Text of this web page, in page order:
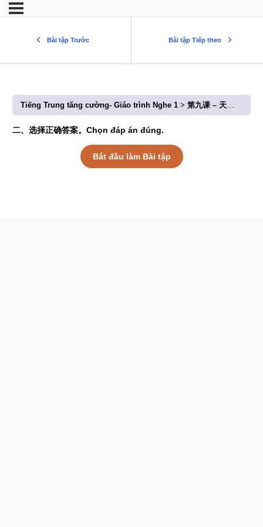
Bài tập Trước Bài tập Tiếp theo
Tiếng Trung tăng cường- Giáo trình Nghe 1 第九课 – 天气预报不太准 (Bài 9: Dự báo thời tiết không chính xác lắm)
二、选择正确答案。Chọn đáp án đúng.